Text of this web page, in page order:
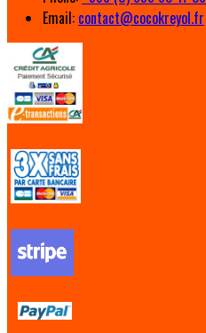
Email: contact@cocokreyol.fr